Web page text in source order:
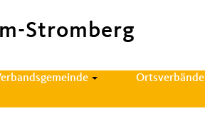
Stromberg
Ortsverbände